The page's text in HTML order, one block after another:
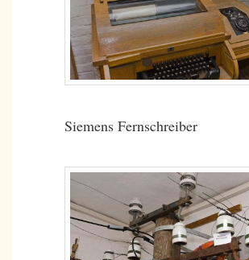
Siemens Fernschreiber